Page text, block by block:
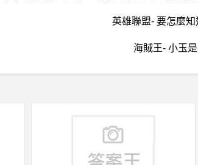
英雄聯盟- 要怎麼
海賊王- 小玉